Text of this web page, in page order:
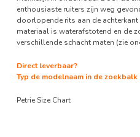
enthousiaste ruiters zijn weg
doorlopende rits aan de
materiaal is waterafstotend en de
verschillende schacht maten (zie
Direct leverbaar?
Typ de modelnaam in de
Petrie Size Chart